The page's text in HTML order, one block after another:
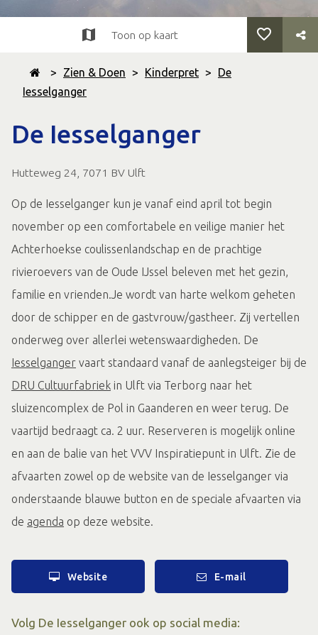
> Zien & Doen > Kinderpret >
De
Iesselganger
De Iesselganger
Hutteweg 24, 7071 BV Ulft
Toon op kaart
Op de Iesselganger kun je vanaf eind april tot begin
november op een comfortabele en veilige manier het
Achterhoekse coulissenlandschap en de prachtige
rivieroevers van de Oude IJssel beleven met het gezin,
familie en vrienden.Je wordt van harte welkom geheten
door de schipper en de gastvrouw/gastheer. Zij vertellen
onderweg over allerlei wetenswaardigheden. De
Iesselganger vaart standaard vanaf de aanlegsteiger bij de
DRU Cultuurfabriek in Ulft via Terborg naar het
sluizencomplex de Pol in Gaanderen en weer terug. De
vaartijd bedraagt ca. 2 uur. Reserveren is mogelijk online
en aan de balie van het VVV Inspiratiepunt in Ulft. Zie de
afvaarten zowel op de website van de Iesselganger via
onderstaande blauwe button en de speciale afvaarten via
de agenda op deze website.
Website E-mail
Volg De Iesselganger ook op social media: